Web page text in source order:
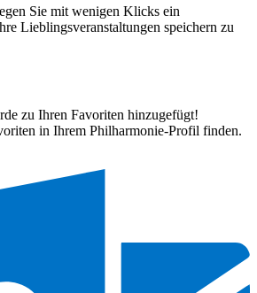
Sie mit wenigen Klicks ein
Lieblingsveranstaltungen speichern zu
zu Ihren Favoriten hinzugefügt!
in Ihrem Philharmonie-Profil finden.